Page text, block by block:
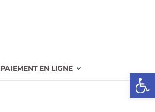
Ouvrir
PAIEMENT EN LIGNE